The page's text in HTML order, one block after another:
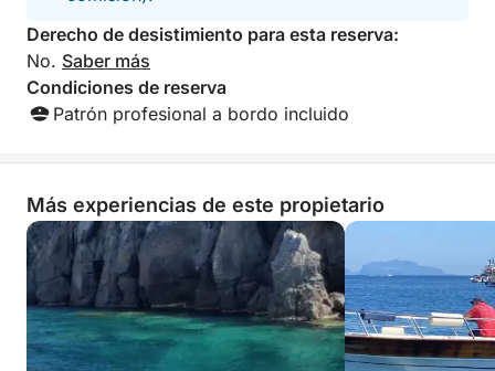
una experiencia inolvidable en Isquia.
Derecho de desistimiento para esta reserva:
No. Saber más
Condiciones de reserva
Patrón profesional a bordo incluido
Más experiencias de este propietario